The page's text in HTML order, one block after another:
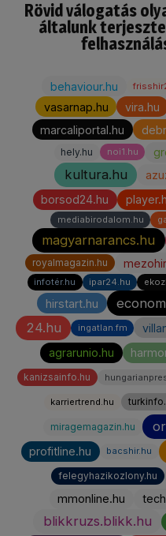
Rövid válogatás
általunk
behaviour.hu
vasarnap.hu
vira.hu
marcaliportal.hu
hely.hu noi1.hu
kultura.hu
borsod24.hu
mediabirodalom.hu
magyarnarancs.hu
royalmagazin.hu
infotér.hu ipar24.hu
hirstart.hu
24.hu
ingatlan.fm
agrarunio.hu
kanizsainfo.hu
karriertrend.hu
miragemagazin.hu
profitline.hu bacshir.hu
felegyhazikozlony.hu
mmonline.hu
blikkruzs.blikk.hu